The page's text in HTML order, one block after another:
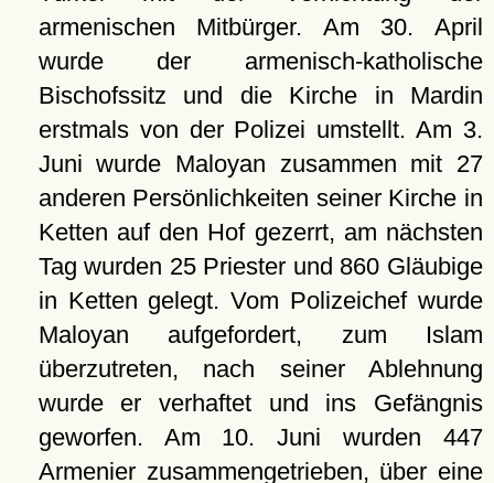
armenischen Mitbürger. Am 30. April
wurde der armenisch-katholische
Bischofssitz und die Kirche in Mardin
erstmals von der Polizei umstellt. Am 3.
Juni wurde Maloyan zusammen mit 27
anderen Persönlichkeiten seiner Kirche in
Ketten auf den Hof gezerrt, am nächsten
Tag wurden 25 Priester und 860 Gläubige
in Ketten gelegt. Vom Polizeichef wurde
Maloyan aufgefordert, zum Islam
überzutreten, nach seiner Ablehnung
wurde er verhaftet und ins Gefängnis
geworfen. Am 10. Juni wurden 447
Armenier zusammengetrieben, über eine